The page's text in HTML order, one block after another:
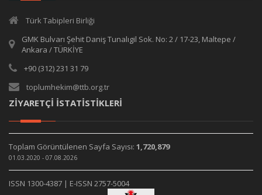
Türk Tabipleri Birliği
GMK Bulvarı Şehit Daniş Tunalıgil Sok. No: 2 / 17-23, Maltepe /
Ankara / TÜRKİYE
+90 (312) 231 31 79
toplumhekim@ttb.org.tr
ZİYARETÇİ İSTATİSTİKLERİ
Toplam Görüntülenen Sayfa Sayısı: 1,720,879
01.03.2020 - 07.08.2026
ISSN 1300-4387 | E-ISSN 2757-5004